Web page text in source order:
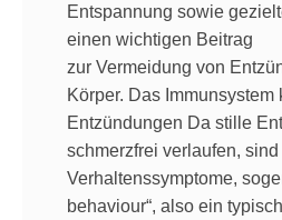
Entspannung sowie
einen wichtigen Beitrag
zur Vermeidung von
Körper. Das Immunsystem
Entzündungen Da stille
schmerzfrei verlaufen,
Verhaltenssymptome,
behaviour“, also ein